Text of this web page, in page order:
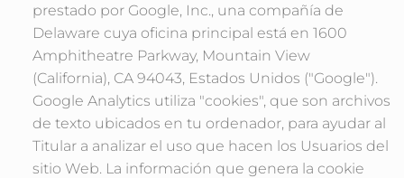
prestado por Google, Inc., una compañía de
Delaware cuya oficina principal está en 1600
Amphitheatre Parkway, Mountain View
(California), CA 94043, Estados Unidos ("Google").
Google Analytics utiliza "cookies", que son archivos
de texto ubicados en tu ordenador, para ayudar al
Titular a analizar el uso que hacen los Usuarios del
sitio Web. La información que genera la cookie